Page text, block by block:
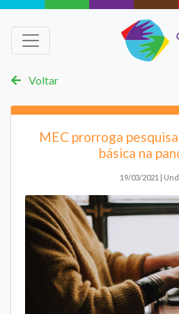
Voltar
MEC prorroga
básica na
19/03/2021 |